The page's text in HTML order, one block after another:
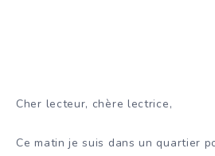
Cher lecteur, chère lectrice,
Ce matin je suis dans un quartier